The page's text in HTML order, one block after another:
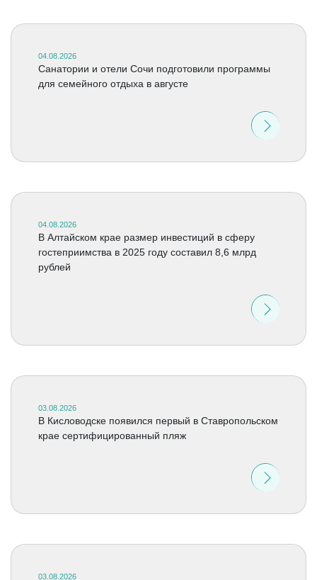
04.08.2026
Санатории и отели Сочи подготовили программы
для семейного отдыха в августе
04.08.2026
В Алтайском крае размер инвестиций в сферу
гостеприимства в 2025 году составил 8,6 млрд
рублей
03.08.2026
В Кисловодске появился первый в Ставропольском
крае сертифицированный пляж
03.08.2026